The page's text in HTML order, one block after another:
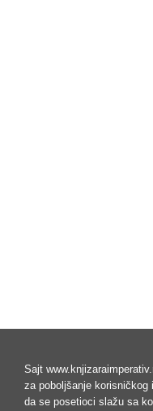
Sajt
za poboljšanje
da se posetioci slažu sa